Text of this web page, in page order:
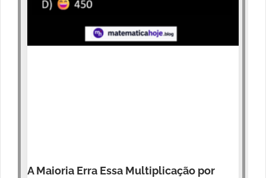
A Maioria Erra Essa Multiplicação por